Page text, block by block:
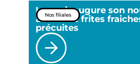
Nos filiales
Lunor inaugure son
atelier de frites
précuites